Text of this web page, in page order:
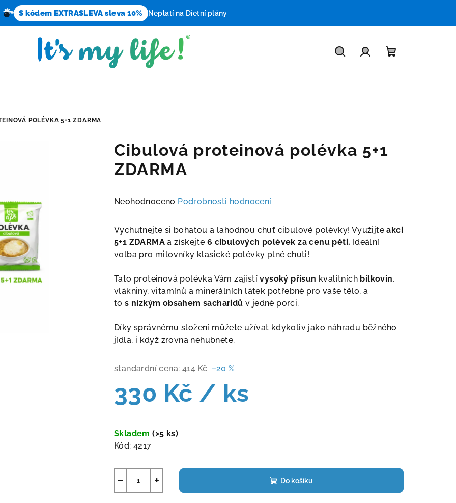
S kódem EXTRASLEVA sleva 10% Neplatí na Dietní plány
POLÉVKA 5+1 ZDARMA
Cibulová proteinová polévka 5+1
ZDARMA
Průměrné
produktu
je
0,0
5
hvězdiček.
Neohodnoceno Podrobnosti hodnocení
Vychutnejte si bohatou a lahodnou chuť cibulové polévky! Využijte akci
5+1 ZDARMA a získejte 6 cibulových polévek za cenu pěti. Ideální
volba pro milovníky klasické polévky plné chuti!
Tato proteinová polévka Vám zajistí vysoký přísun kvalitních bílkovin,
vlákniny, vitamínů a minerálních látek potřebné pro vaše tělo, a
to s nízkým obsahem sacharidů v jedné porci.
Díky správnému složení můžete užívat kdykoliv jako náhradu běžného
jídla, i když zrovna nehubnete.
standardní cena: 414 Kč –20 %
330 Kč / ks
cena:
Skladem(>5 ks)
Kód: 4217
+
− Do košíku